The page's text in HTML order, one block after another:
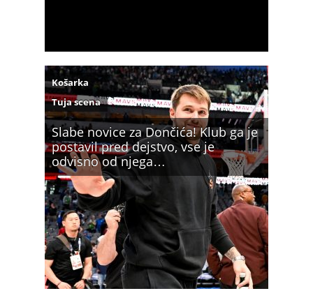
Slabe novice za Dončića! Klub ga je
postavil pred dejstvo, vse je
odvisno od njega…
Košarka
Tuja scena